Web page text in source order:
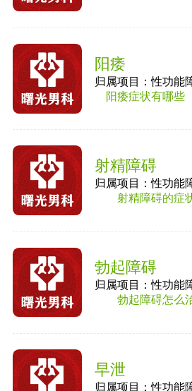
阳痿
归属项目：性功能
阳痿症状有哪些
射精障碍
归属项目：性功能
射精障碍的症状
勃起障碍
归属项目：性功能
勃起障碍怎么
早泄
归属项目：性功能